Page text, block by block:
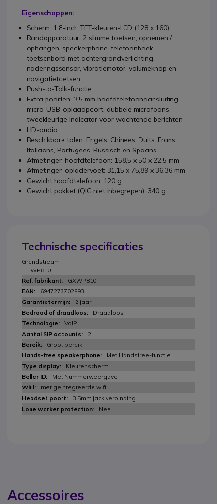
Eigenschappen:
Scherm: 1,8-inch TFT-kleuren-LCD (128 x 160)
Randapparatuur: 2 slimme toetsen, opnemen /
ophangen, speakerphone, telefoonboek,
toetsenbord met achtergrondverlichting,
naderingssensor, vibratiemotor, volumeknop en
navigatietoetsen.
Push-to-Talk-functie
Extra poorten: 3,5 mm hoofdtelefoonaansluiting,
micro-USB-oplaadpoort, dubbele microfoons,
tweekleurige indicator voor wachtende berichten
HD-audio
Beschikbare talen: Engels, Chinees, Duits, Frans,
Italiaans, Portugees, Russisch en Spaans
Afmetingen hoofdtelefoon: 158,5 x 50 x 22,5 mm
Afmetingen opladervoet: 81,15 x 75,89 x 36,36 mm
Gewicht hoofdtelefoon: 120 g
Gewicht pakket (QIG niet inbegrepen): 340 g
Technische specificaties
Grandstream
WP810
GXWP810
6947273702993
2 jaar
Draadloos
VoIP
2
Groot bereik
Met Handsfree-functie
Kleurenscherm
Met Nummerweergave
met geïntegreerde wifi
3,5mm jack verbinding
Nee
Accessoires